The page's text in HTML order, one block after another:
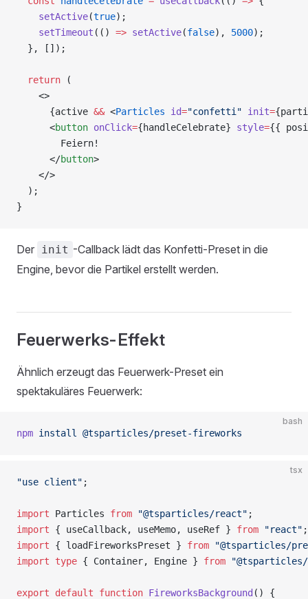
    setActive
(true);
    setTimeout
(() => setActive(false), 5000);
  }, []);
  return
(
    <>
      {active
&& <Particles id="confetti" init=
      <
button onClick={handleCelebrate} style={{
        Feiern!
      </
button>
    </>
  );
}
Der init -Callback lädt das Konfetti-Preset in die
Engine, bevor die Partikel erstellt werden.
Feuerwerks-Effekt
Ähnlich erzeugt das Feuerwerk-Preset ein
spektakuläres Feuerwerk:
bash
npm install @tsparticles/preset-fireworks
tsx
"use client" ;
import Particles from "@tsparticles/react" ;
import { useCallback, useMemo, useRef } from "react" ;
import { loadFireworksPreset } from "@tsparticles/
import type { Container, Engine } from
export default function FireworksBackground () {